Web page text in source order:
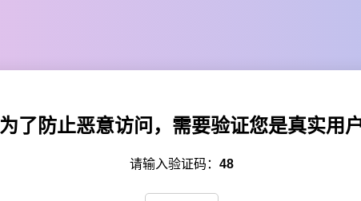
为了防止恶意访问，需要验证您是真实用
请输入验证码： 48